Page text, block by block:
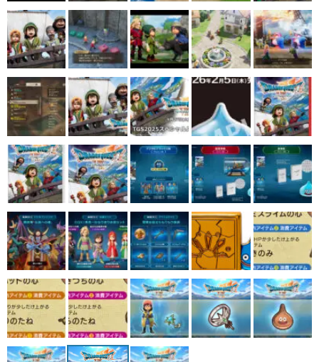
女性向け
アプリレビュー
その他
電ファミニコゲーマーとは？
運営：株式会社マレ